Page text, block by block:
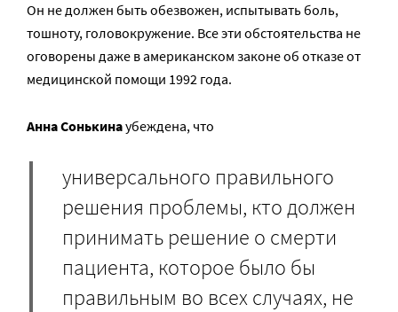
Он не должен быть обезвожен, испытывать боль,
тошноту, головокружение. Все эти обстоятельства не
оговорены даже в американском законе об отказе от
медицинской помощи 1992 года.
Анна Сонькинаубеждена, что
универсального правильного
решения проблемы, кто должен
принимать решение о смерти
пациента, которое было бы
правильным во всех случаях, не